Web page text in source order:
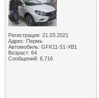
Регистрация: 21.03.2021
Адрес: Пермь
Автомобиль: GFK11-51-ХВ1
Возраст: 64
Сообщений: 6,716